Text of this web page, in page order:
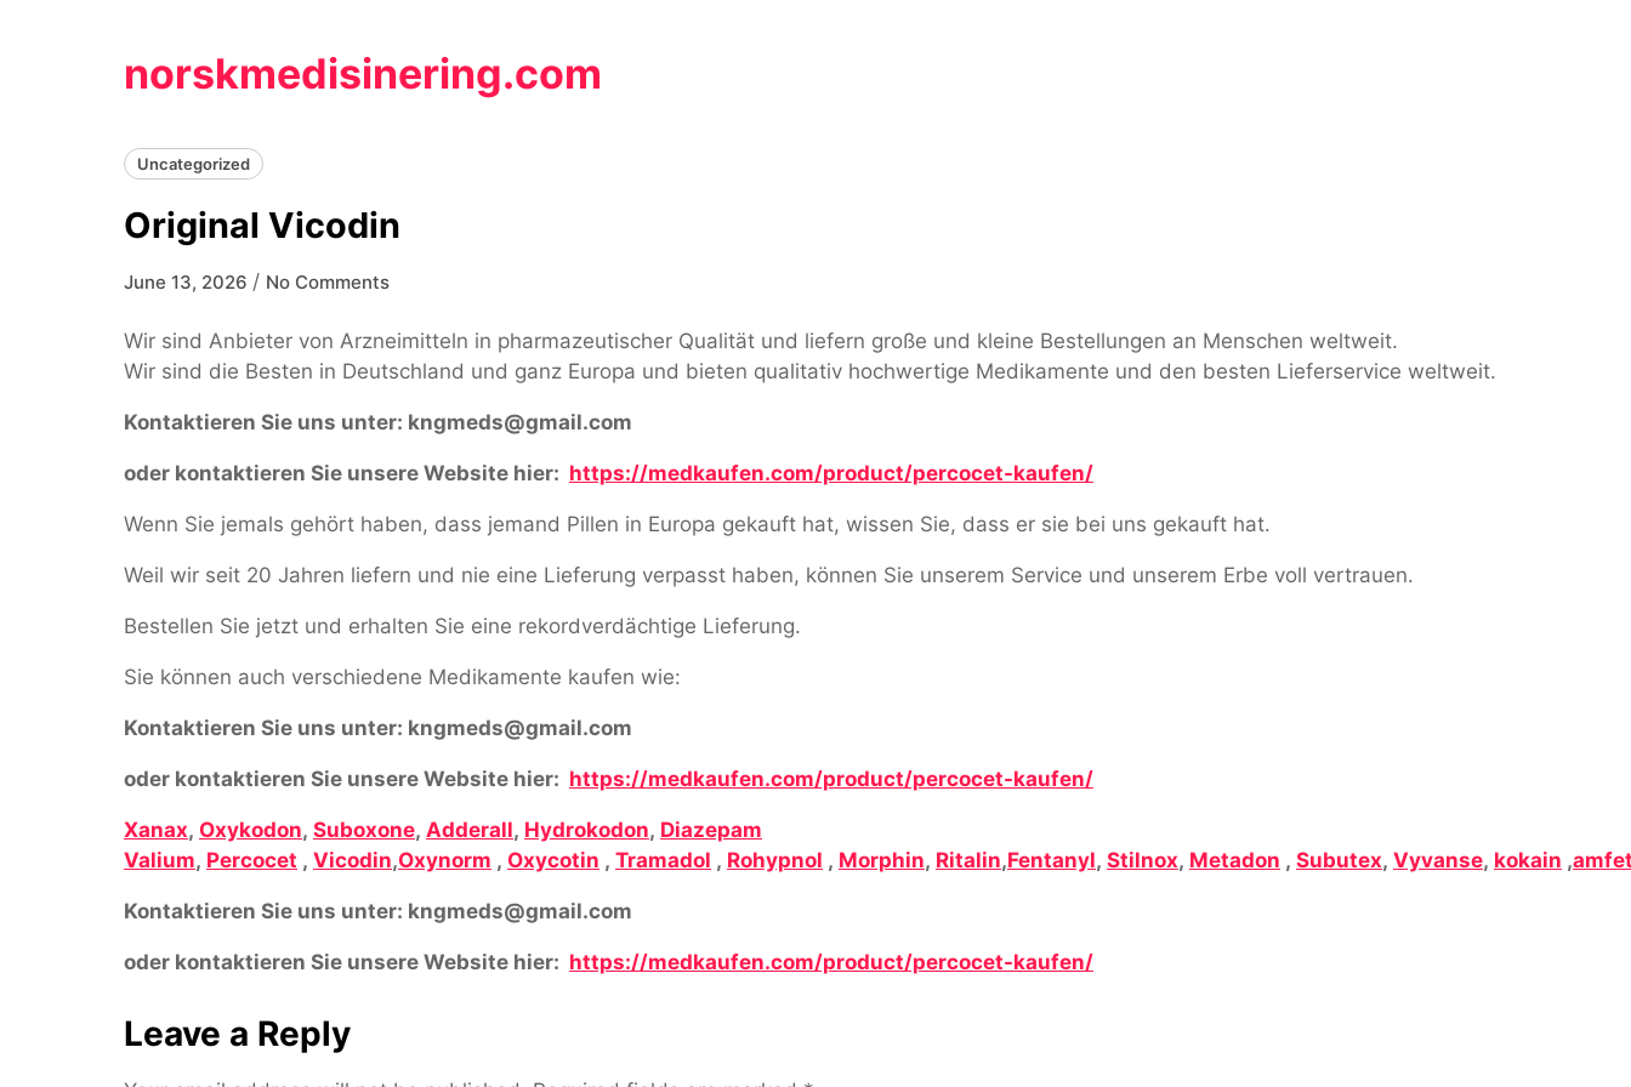
norskmedisinering.com
Uncategorized
Original Vicodin
June 13, 2026 / No Comments
Wir sind Anbieter von Arzneimitteln in pharmazeutischer Qualität und liefern große und kleine Bestellungen an Menschen weltweit.
Wir sind die Besten in Deutschland und ganz Europa und bieten qualitativ hochwertige Medikamente und den besten Lieferservice weltweit.
Kontaktieren Sie uns unter: kngmeds@gmail.com
oder kontaktieren Sie unsere Website hier: https://medkaufen.com/product/percocet-kaufen/
Wenn Sie jemals gehört haben, dass jemand Pillen in Europa gekauft hat, wissen Sie, dass er sie bei uns gekauft hat.
Weil wir seit 20 Jahren liefern und nie eine Lieferung verpasst haben, können Sie unserem Service und unserem Erbe voll vertrauen.
Bestellen Sie jetzt und erhalten Sie eine rekordverdächtige Lieferung.
Sie können auch verschiedene Medikamente kaufen wie:
Kontaktieren Sie uns unter: kngmeds@gmail.com
oder kontaktieren Sie unsere Website hier: https://medkaufen.com/product/percocet-kaufen/
Xanax, Oxykodon, Suboxone, Adderall, Hydrokodon, Diazepam
Valium, Percocet , Vicodin,Oxynorm , Oxycotin , Tramadol , Rohypnol , Morphin, Ritalin,Fentanyl, Stilnox, Metadon , Subutex, Vyvanse, kokain ,
Kontaktieren Sie uns unter: kngmeds@gmail.com
oder kontaktieren Sie unsere Website hier: https://medkaufen.com/product/percocet-kaufen/
Leave a Reply